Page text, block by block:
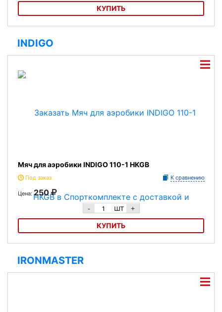
КУПИТЬ
INDIGO
Мяч для аэробики INDIGO 110-1 HKGB
Под заказ К сравнению
Цена: 250
- шт +
КУПИТЬ
IRONMASTER